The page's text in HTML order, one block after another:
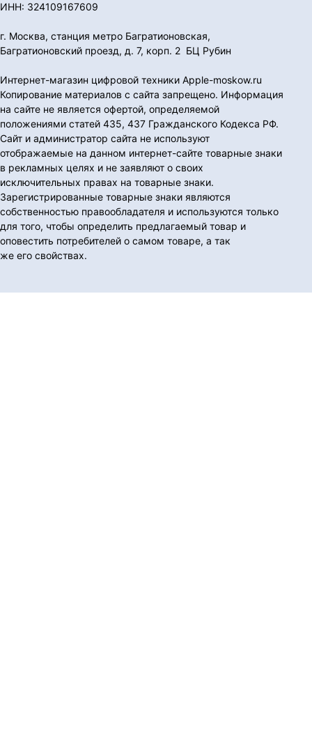
ИНН: 324109167609
г. Москва, станция метро Багратионовская,
Багратионовский проезд, д. 7, корп. 2 БЦ Рубин
Интернет-магазин цифровой техники Apple-moskow.ru
Копирование материалов с сайта запрещено. Информация
на сайте не является офертой, определяемой
положениями статей 435, 437 Гражданского Кодекса РФ.
Сайт и администратор сайта не используют
отображаемые на данном интернет-сайте товарные знаки
в рекламных целях и не заявляют о своих
исключительных правах на товарные знаки.
Зарегистрированные товарные знаки являются
собственностью правообладателя и используются только
для того, чтобы определить предлагаемый товар и
оповестить потребителей о самом товаре, а так
же его свойствах.